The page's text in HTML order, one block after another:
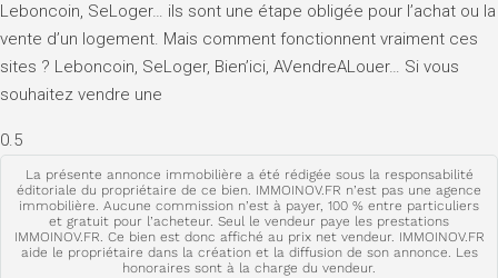
Leboncoin, SeLoger… ils sont une étape obligée pour l’achat ou la
vente d’un logement. Mais comment fonctionnent vraiment ces
sites ? Leboncoin, SeLoger, Bien’ici, AVendreALouer… Si vous
souhaitez vendre une
La présente annonce immobilière a été rédigée sous la responsabilité
éditoriale du propriétaire de ce bien. IMMOINOV.FR n’est pas une agence
immobilière. Aucune commission n’est à payer, 100 % entre particuliers
et gratuit pour l’acheteur. Seul le vendeur paye les prestations
IMMOINOV.FR. Ce bien est donc affiché au prix net vendeur. IMMOINOV.FR
aide le propriétaire dans la création et la diffusion de son annonce. Les
honoraires sont à la charge du vendeur.